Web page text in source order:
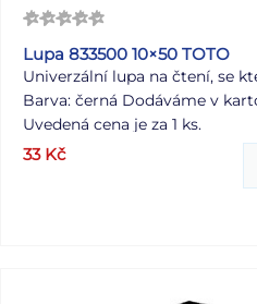
Lupa 833500 10×50 TOTO
Univerzální lupa na čtení, se
Barva: černá Dodáváme v
Uvedená cena je za 1 ks.
33 Kč